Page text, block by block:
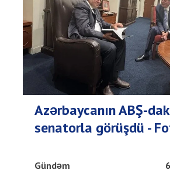
Azərbaycanın ABŞ-
senatorla görüşdü -
Gündəm